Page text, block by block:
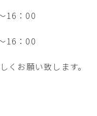
16：00
16：00
くお願い致します。